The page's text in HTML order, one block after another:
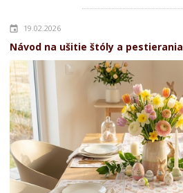
19.02.2026
Návod na ušitie štóly a pestierania